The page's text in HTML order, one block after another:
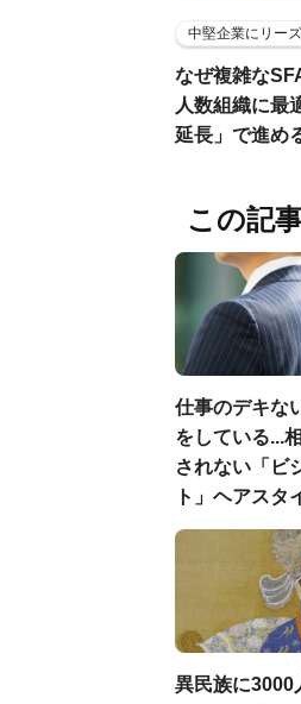
中堅企業にリー
なぜ複雑な
人数組織に最
延長」で進め
この記
仕事のデキな
をしている...
されない「ビ
ト」ヘアスタ
異民族に3000